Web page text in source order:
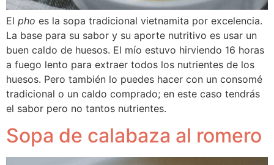
El pho es la sopa tradicional vietnamita por excelencia.
La base para su sabor y su aporte nutritivo es usar un
buen caldo de huesos. El mío estuvo hirviendo 16 horas
a fuego lento para extraer todos los nutrientes de los
huesos. Pero también lo puedes hacer con un consomé
tradicional o un caldo comprado; en este caso tendrás
el sabor pero no tantos nutrientes.
Sopa de calabaza al romero